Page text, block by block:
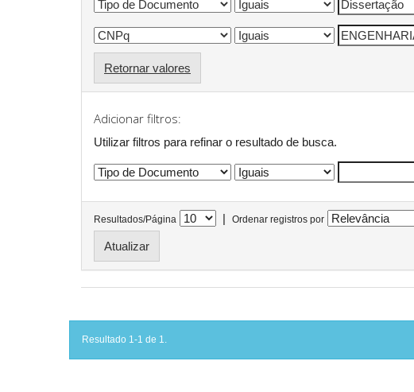
Retornar valores
Adicionar filtros:
Utilizar filtros para refinar o resultado de busca.
Resultados/Página | Ordenar registros por
Resultado 1-1 de 1.